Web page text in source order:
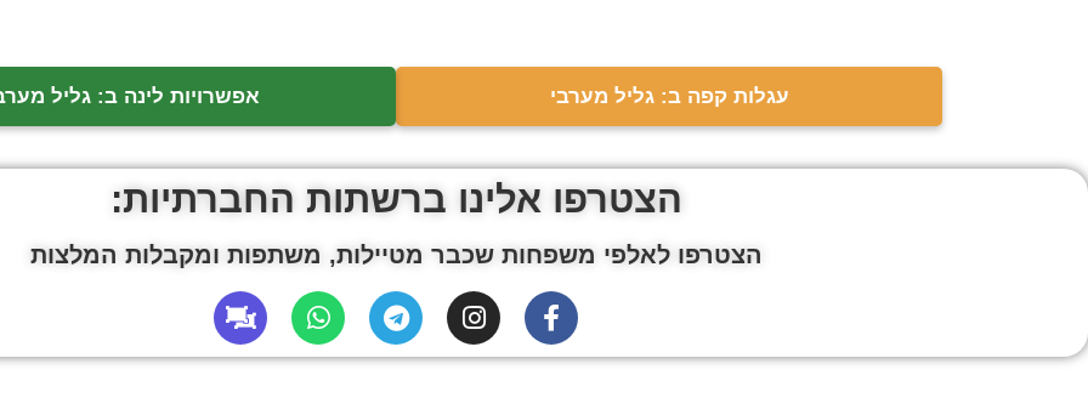
עגלות קפה ב: גליל מערבי אפשרויות לינה ב: גליל
הצטרפו אלינו ברשתות החברתיות:
הצטרפו לאלפי משפחות שכבר מטיילות, משתפות ומקבלות המלצות